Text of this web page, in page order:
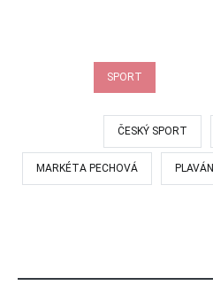
SPORT
ČESKÝ SPORT
MARKÉTA PECHOVÁ PLAVÁNÍ